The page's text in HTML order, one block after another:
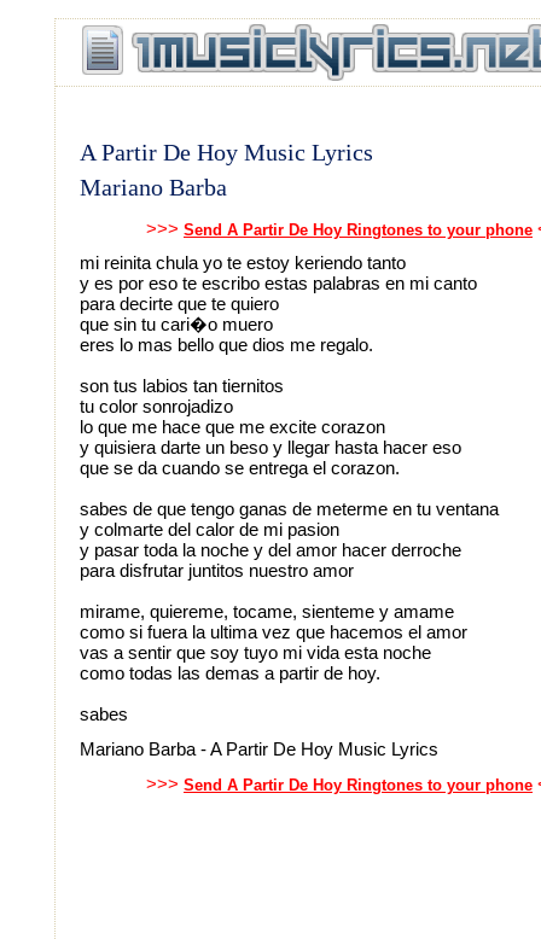
A Partir De Hoy Music Lyrics
Mariano Barba
>>> Send A Partir De Hoy Ringtones to your phone
mi reinita chula yo te estoy keriendo tanto
y es por eso te escribo estas palabras en mi canto
para decirte que te quiero
que sin tu cari�o muero
eres lo mas bello que dios me regalo.
son tus labios tan tiernitos
tu color sonrojadizo
lo que me hace que me excite corazon
y quisiera darte un beso y llegar hasta hacer eso
que se da cuando se entrega el corazon.
sabes de que tengo ganas de meterme en tu ventana
y colmarte del calor de mi pasion
y pasar toda la noche y del amor hacer derroche
para disfrutar juntitos nuestro amor
mirame, quiereme, tocame, sienteme y amame
como si fuera la ultima vez que hacemos el amor
vas a sentir que soy tuyo mi vida esta noche
como todas las demas a partir de hoy.
sabes
Mariano Barba - A Partir De Hoy Music Lyrics
>>> Send A Partir De Hoy Ringtones to your phone